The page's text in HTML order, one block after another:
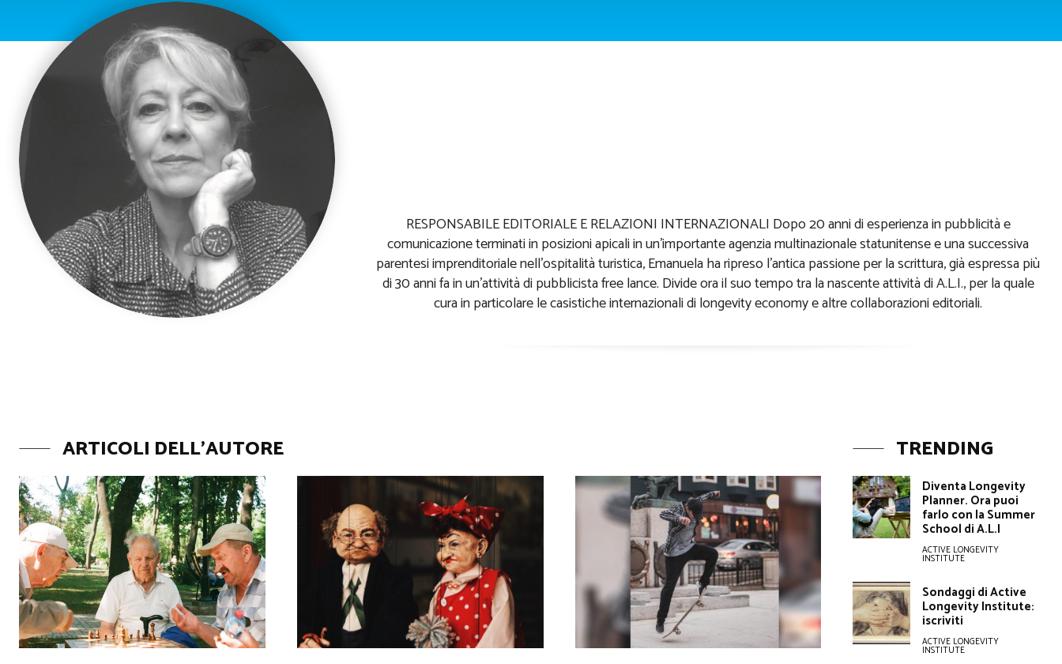
Emanuela Notari per We
RESPONSABILE EDITORIALE E RELAZIONI INTERNAZIONALI Dopo 20 anni di esperienza in pubblicità e
comunicazione terminati in posizioni apicali in un’importante agenzia multinazionale statunitense e una successiva
parentesi imprenditoriale nell’ospitalità turistica, Emanuela ha ripreso l’antica passione per la scrittura, già espressa più
di 30 anni fa in un’attività di pubblicista free lance. Divide ora il suo tempo tra la nascente attività di A.L.I., per la quale
cura in particolare le casistiche internazionali di longevity economy e altre collaborazioni editoriali.
ARTICOLI DELL'AUTORE TRENDING
Diventa Longevity
Planner. Ora puoi
farlo con la Summer
School di A.L.I
ACTIVE LONGEVITY
INSTITUTE
Sondaggi di Active
Longevity Institute:
iscriviti
ACTIVE LONGEVITY
INSTITUTE